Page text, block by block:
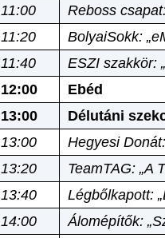
11:00
Reboss
11:20
BolyaiSokk:
11:40
ESZI szakkör:
12:00
Ebéd
13:00
Délutáni
13:00
Hegyesi
13:20
TeamTAG: „A
13:40
Légbőlkapott:
14:00
Álomépítők: